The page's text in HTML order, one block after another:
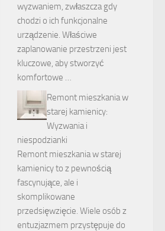
wyzwaniem, zwłaszcza gdy
chodzi o ich funkcjonalne
urządzenie. Właściwe
zaplanowanie przestrzeni jest
kluczowe, aby stworzyć
komfortowe …
Remont mieszkania w
starej kamienicy:
Wyzwania i
niespodzianki
Remont mieszkania w starej
kamienicy to z pewnością
fascynujące, ale i
skomplikowane
przedsięwzięcie. Wiele osób z
entuzjazmem przystępuje do